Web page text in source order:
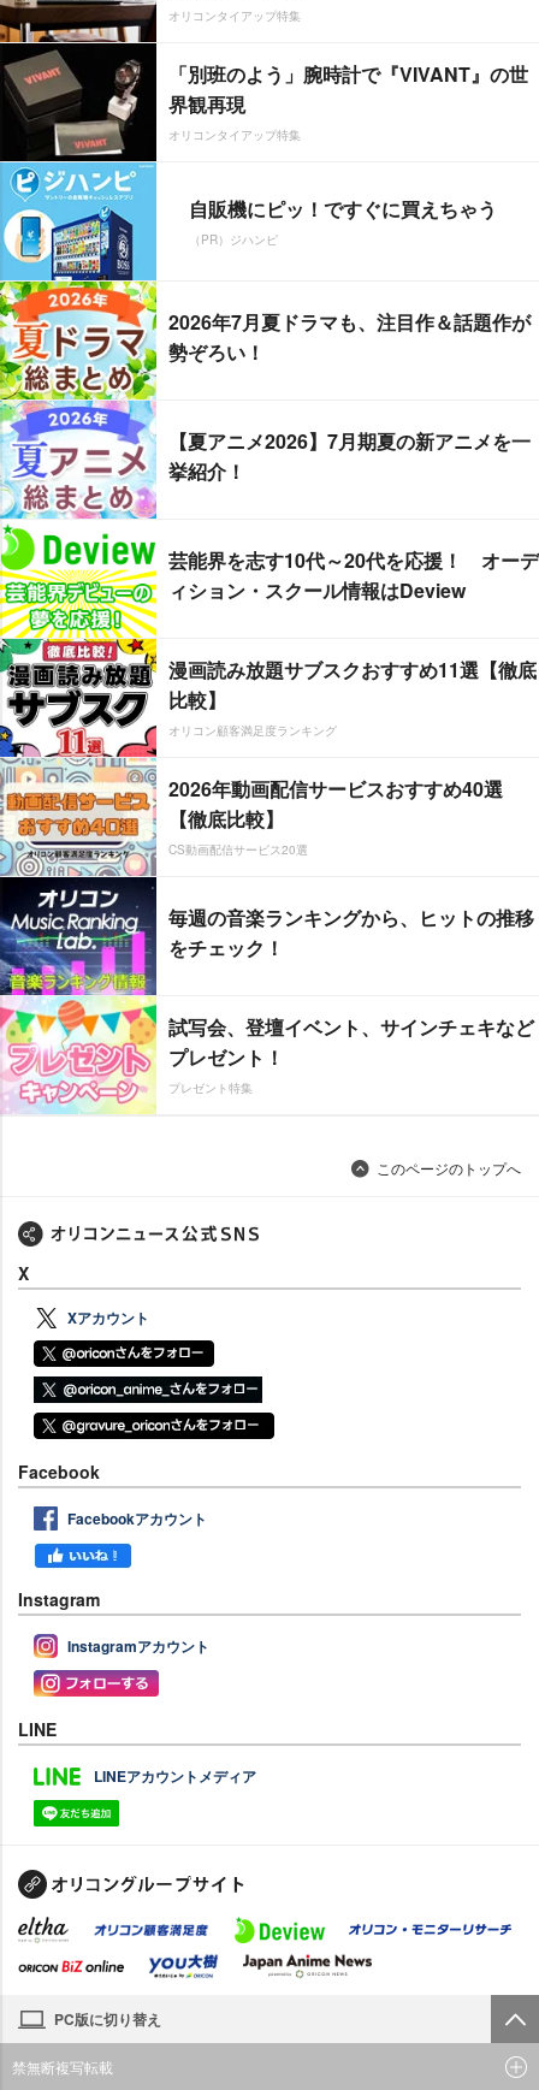
オリコンタイアップ特集
「別班のよう」腕時計で『VIVANT』の世
界観再現
オリコンタイアップ特集
自販機にピッ！ですぐに買えちゃう
（PR）ジハンピ
2026年7月夏ドラマも、注目作＆話題作が
勢ぞろい！
【夏アニメ2026】7月期夏の新アニメを一
挙紹介！
芸能界を志す10代～20代を応援！ オーデ
ィション・スクール情報はDeview
漫画読み放題サブスクおすすめ11選【徹底
比較】
オリコン顧客満足度ランキング
2026年動画配信サービスおすすめ40選
【徹底比較】
CS動画配信サービス20選
毎週の音楽ランキングから、ヒットの推移
をチェック！
試写会、登壇イベント、サインチェキなど
プレゼント！
プレゼント特集
このページのトップへ
X
Xアカウント
Facebook
Facebookアカウント
Instagram
Instagramアカウント
LINE
LINEアカウントメディア
PC版に切り替え
禁無断複写転載